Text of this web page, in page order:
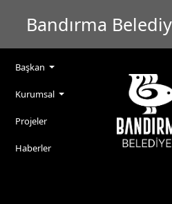
Bandırma
Başkan
Kurumsal
Projeler
Haberler